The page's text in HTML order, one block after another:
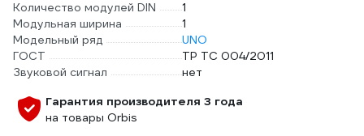
Количество модулей DIN
1
Модульная ширина
1
Модельный ряд
UNO
ГОСТ
ТР ТС 004/2011
Звуковой сигнал
нет
Гарантия производителя 3 года
на товары Orbis